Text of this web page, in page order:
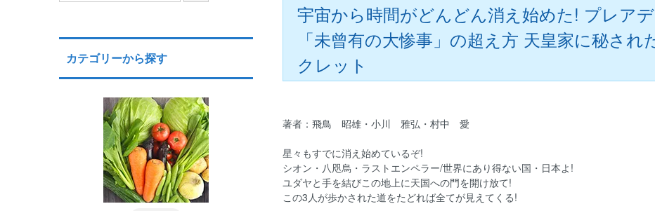
宇宙から時間がどんどん消え始めた! プレア
「未曾有の大惨事」の超え方 天皇家に秘さ
クレット
著者：飛鳥 昭雄・小川 雅弘・村中 愛
星々もすでに消え始めているぞ!
シオン・八咫烏・ラストエンペラー/世界にあり得ない国・日本よ!
ユダヤと手を結びこの地上に天国への門を開け放て!
この3人が歩かされた道をたどれば全てが見えてくる!
カテゴリーから探す